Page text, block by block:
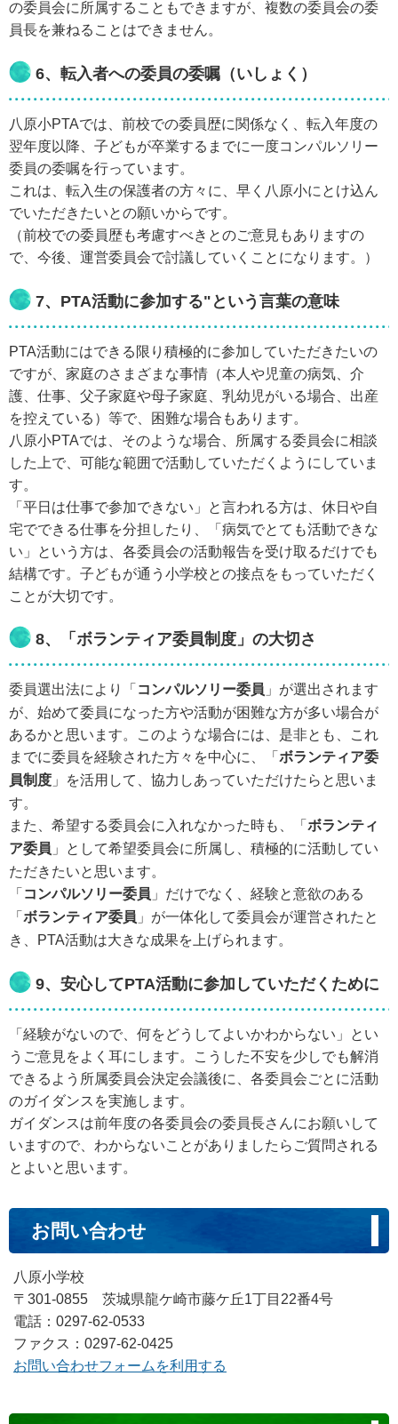
の委員会に所属することもできますが、複数の委員会の委
員長を兼ねることはできません。
6、転入者への委員の委嘱（いしょく）
八原小PTAでは、前校での委員歴に関係なく、転入年度の
翌年度以降、子どもが卒業するまでに一度コンパルソリー
委員の委嘱を行っています。
これは、転入生の保護者の方々に、早く八原小にとけ込ん
でいただきたいとの願いからです。
（前校での委員歴も考慮すべきとのご意見もありますの
で、今後、運営委員会で討議していくことになります。）
7、PTA活動に参加する"という言葉の意味
PTA活動にはできる限り積極的に参加していただきたいの
ですが、家庭のさまざまな事情（本人や児童の病気、介
護、仕事、父子家庭や母子家庭、乳幼児がいる場合、出産
を控えている）等で、困難な場合もあります。
八原小PTAでは、そのような場合、所属する委員会に相談
した上で、可能な範囲で活動していただくようにしていま
す。
「平日は仕事で参加できない」と言われる方は、休日や自
宅でできる仕事を分担したり、「病気でとても活動できな
い」という方は、各委員会の活動報告を受け取るだけでも
結構です。子どもが通う小学校との接点をもっていただく
ことが大切です。
8、「ボランティア委員制度」の大切さ
委員選出法により「 コンパルソリー委員 」が選出されます
が、始めて委員になった方や活動が困難な方が多い場合が
あるかと思います。このような場合には、是非とも、これ
までに委員を経験された方々を中心に、「 ボランティア委
員制度 」を活用して、協力しあっていただけたらと思いま
す。
また、希望する委員会に入れなかった時も、「 ボランティ
ア委員 」として希望委員会に所属し、積極的に活動してい
ただきたいと思います。
「 コンパルソリー委員 」だけでなく、経験と意欲のある
「 ボランティア委員 」が一体化して委員会が運営されたと
き、PTA活動は大きな成果を上げられます。
9、安心してPTA活動に参加していただくために
「経験がないので、何をどうしてよいかわからない」とい
うご意見をよく耳にします。こうした不安を少しでも解消
できるよう所属委員会決定会議後に、各委員会ごとに活動
のガイダンスを実施します。
ガイダンスは前年度の各委員会の委員長さんにお願いして
いますので、わからないことがありましたらご質問される
とよいと思います。
お問い合わせ
八原小学校
〒301-0855 茨城県龍ケ崎市藤ケ丘1丁目22番4号
電話：0297-62-0533
ファクス：0297-62-0425
お問い合わせフォームを利用する